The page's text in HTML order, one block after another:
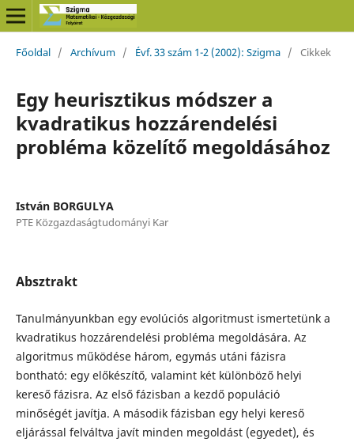
Főoldal / Archívum / Évf. 33 szám 1-2 (2002): Szigma / Cikkek
Egy heurisztikus módszer a
kvadratikus hozzárendelési
probléma közelítő megoldásához
István BORGULYA
PTE Közgazdaságtudományi Kar
Absztrakt
Tanulmányunkban egy evolúciós algoritmust ismertetünk a
kvadratikus hozzárendelési probléma megoldására. Az
algoritmus működése három, egymás utáni fázisra
bontható: egy előkészítő, valamint két különböző helyi
kereső fázisra. Az első fázisban a kezdő populáció
minőségét javítja. A második fázisban egy helyi kereső
eljárással felváltva javít minden megoldást (egyedet), és